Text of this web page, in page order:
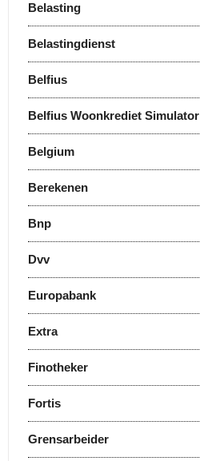
Belasting
Belastingdienst
Belfius
Belfius Woonkrediet Simulator
Belgium
Berekenen
Bnp
Dvv
Europabank
Extra
Finotheker
Fortis
Grensarbeider